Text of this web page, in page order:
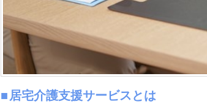
居宅介護支援サービスとは